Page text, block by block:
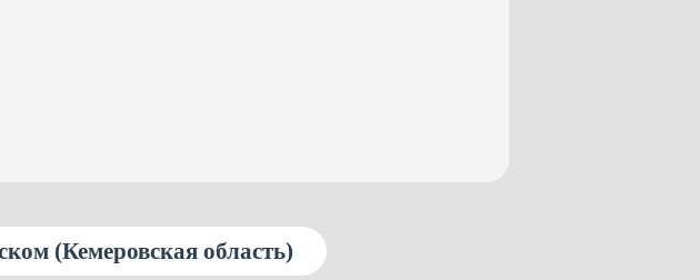
(Кемеровская область)